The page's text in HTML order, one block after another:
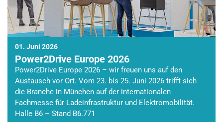
01. Juni 2026
Power2Drive Europe 2026
Power2Drive Europe 2026 – wir freuen uns auf den
Austausch vor Ort. Vom 23. bis 25. Juni 2026 trifft sich
die Branche in München auf der internationalen
Fachmesse für Ladeinfrastruktur und Elektromobilität.
Halle B6 – Stand B6.771